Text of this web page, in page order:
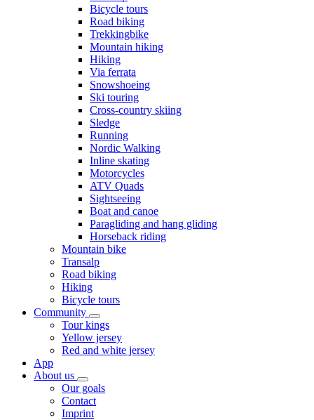
Bicycle tours
Road biking
Trekkingbike
Mountain hiking
Hiking
Via ferrata
Snowshoeing
Ski touring
Cross-country skiing
Sledge
Running
Nordic Walking
Inline skating
Motorcycles
ATV Quads
Sightseeing
Boat and canoe
Paragliding and hang gliding
Horseback riding
Mountain bike
Transalp
Road biking
Hiking
Bicycle tours
Community
Tour kings
Yellow jersey
Red and white jersey
App
About us
Our goals
Contact
Imprint